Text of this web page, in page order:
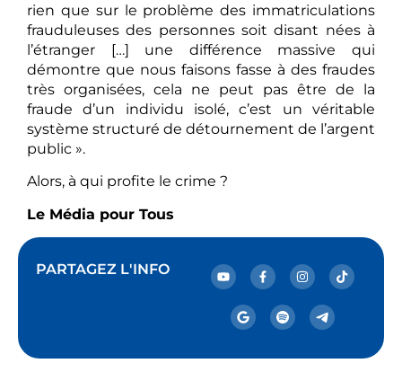
rien que sur le problème des immatriculations
frauduleuses des personnes soit disant nées à
l’étranger […] une différence massive qui
démontre que nous faisons fasse à des fraudes
très organisées, cela ne peut pas être de la
fraude d’un individu isolé, c’est un véritable
système structuré de détournement de l’argent
public ».
Alors, à qui profite le crime ?
Le Média pour Tous
PARTAGEZ L'INFO